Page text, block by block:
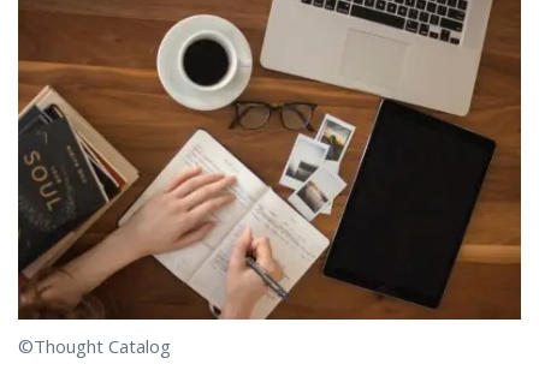
©Thought Catalog